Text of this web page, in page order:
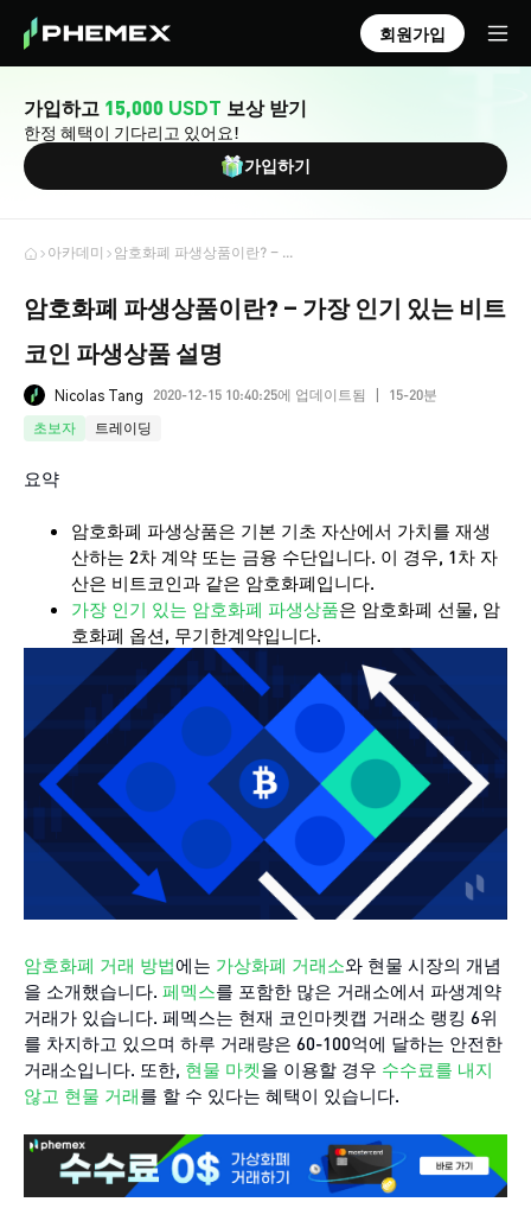
회원가입
가입하고 15,000 USDT 보상 받기
한정 혜택이 기다리고 있어요!
가입하기
아카데미 암호화폐 파생상품이란? – 가장 인기 있는 비트코인 파생상품 설명
암호화폐 파생상품이란? – 가장 인기 있는 비트
코인 파생상품 설명
Nicolas Tang 2020-12-15 10:40:25에 업데이트됨
15-20분
초보자
트레이딩
요약
암호화폐 파생상품은 기본 기초 자산에서 가치를 재생
산하는 2차 계약 또는 금융 수단입니다. 이 경우, 1차 자
산은 비트코인과 같은 암호화폐입니다.
가장 인기 있는 암호화폐 파생상품은 암호화폐 선물, 암
호화폐 옵션, 무기한계약입니다.
암호화폐 거래 방법에는 가상화폐 거래소와 현물 시장의 개념
을 소개했습니다. 페멕스를 포함한 많은 거래소에서 파생계약
거래가 있습니다. 페멕스는 현재 코인마켓캡 거래소 랭킹 6위
를 차지하고 있으며 하루 거래량은 60-100억에 달하는 안전한
거래소입니다. 또한, 현물 마켓을 이용할 경우 수수료를 내지
않고 현물 거래를 할 수 있다는 혜택이 있습니다.